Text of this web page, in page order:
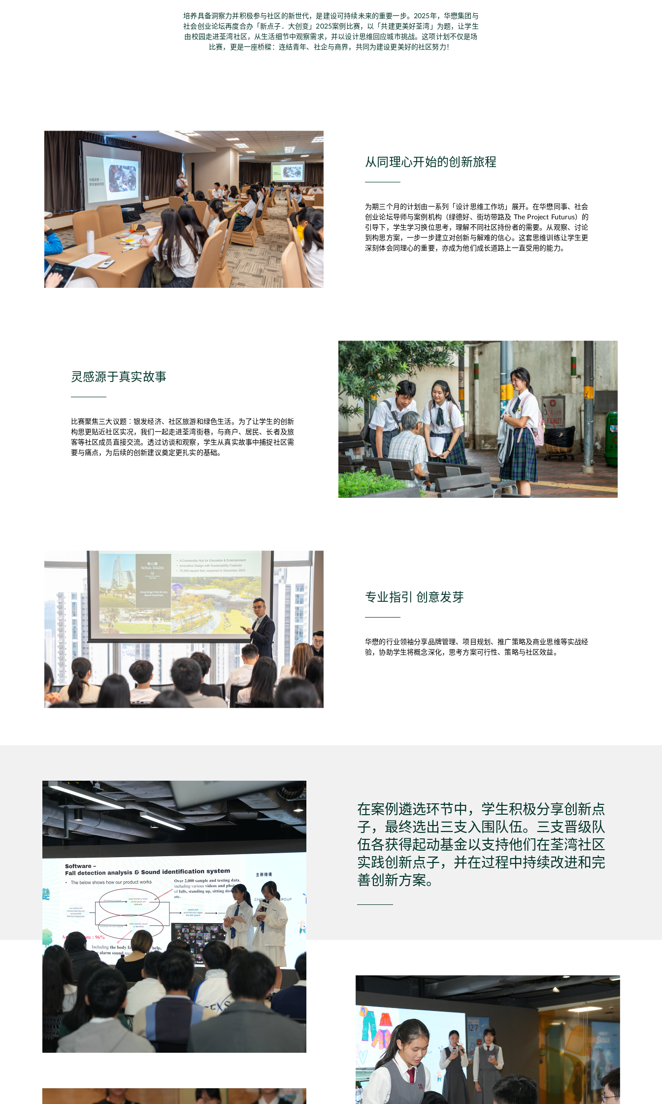
培养具备洞察力并积极参与社区的新世代，是建设可持续未来的重要一步。2025年，华懋集团与
社会创业论坛再度合办「新点子．大创变」2025案例比赛，以「共建更美好荃湾」为题，让学生
由校园走进荃湾社区，从生活细节中观察需求，并以设计思维回应城市挑战。这项计划不仅是场
比赛，更是一座桥樑：连结青年、社企与商界，共同为建设更美好的社区努力！
从同理心开始的创新旅程
为期三个月的计划由一系列「设计思维工作坊」展开。在华懋同事、社会
创业论坛导师与案例机构（绿德好、街坊带路及 The Project Futurus）的
引导下，学生学习换位思考，理解不同社区持份者的需要。从观察、讨论
到构思方案，一步一步建立对创新与解难的信心。这套思维训练让学生更
深刻体会同理心的重要，亦成为他们成长道路上一直受用的能力。
灵感源于真实故事
比赛聚焦三大议题︰银发经济、社区旅游和绿色生活。为了让学生的创新
构思更贴近社区实况，我们一起走进荃湾街巷，与商户、居民、长者及旅
客等社区成员直接交流。透过访谈和观察，学生从真实故事中捕捉社区需
要与痛点，为后续的创新建议奠定更扎实的基础。
专业指引 创意发芽
华懋的行业领袖分享品牌管理、项目规划、推广策略及商业思维等实战经
验，协助学生将概念深化，思考方案可行性、策略与社区效益。
在案例遴选环节中，学生积极分享创新点
子，最终选出三支入围队伍。三支晋级队
伍各获得起动基金以支持他们在荃湾社区
实践创新点子，并在过程中持续改进和完
善创新方案。